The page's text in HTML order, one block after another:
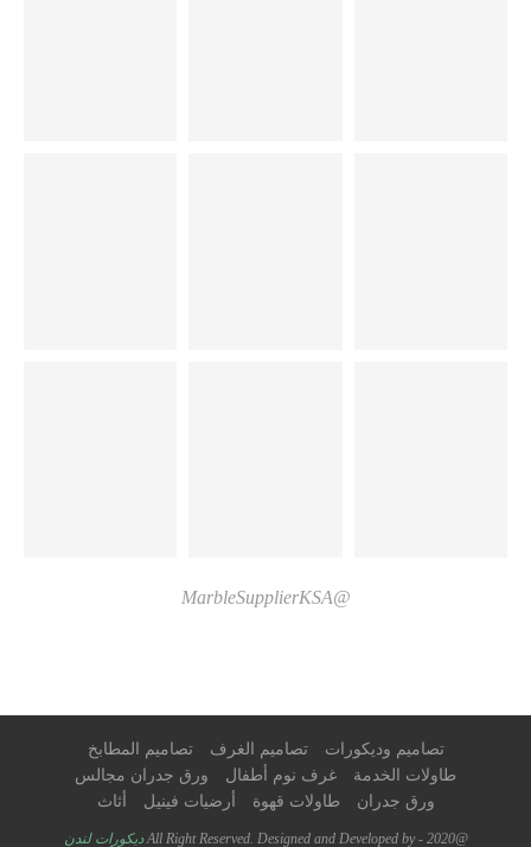
@MarbleSupplierKSA
تصاميم وديكورات تصاميم الغرف
تصاميم المطابخ
طاولات الخدمة
غرف نوم أطفال
ورق جدران مجالس
ورق جدران
طاولات قهوة أرضيات فينيل أثاث
@2020 - All Right Reserved. Designed and Developed by ديكورات لندن